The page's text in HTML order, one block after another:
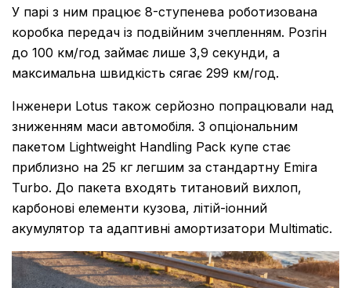
У парі з ним працює 8-ступенева роботизована
коробка передач із подвійним зчепленням. Розгін
до 100 км/год займає лише 3,9 секунди, а
максимальна швидкість сягає 299 км/год.
Інженери Lotus також серйозно попрацювали над
зниженням маси автомобіля. З опціональним
пакетом Lightweight Handling Pack купе стає
приблизно на 25 кг легшим за стандартну Emira
Turbo. До пакета входять титановий вихлоп,
карбонові елементи кузова, літій-іонний
акумулятор та адаптивні амортизатори Multimatic.